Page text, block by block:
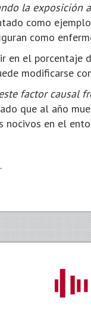
la exposición
como
como
en el porcentaje
modificarse
factor causal
que al año
nocivos en el